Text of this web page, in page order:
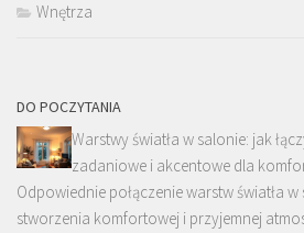
Wnętrza
DO POCZYTANIA
Warstwy światła w salonie: jak
zadaniowe i akcentowe dla
Odpowiednie połączenie warstw światła
stworzenia komfortowej i przyjemnej